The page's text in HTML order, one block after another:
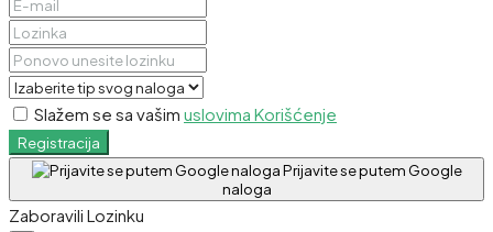
Slažem se sa vašim uslovima Korišćenje
Registracija
Prijavite se putem Google
naloga
Zaboravili Lozinku